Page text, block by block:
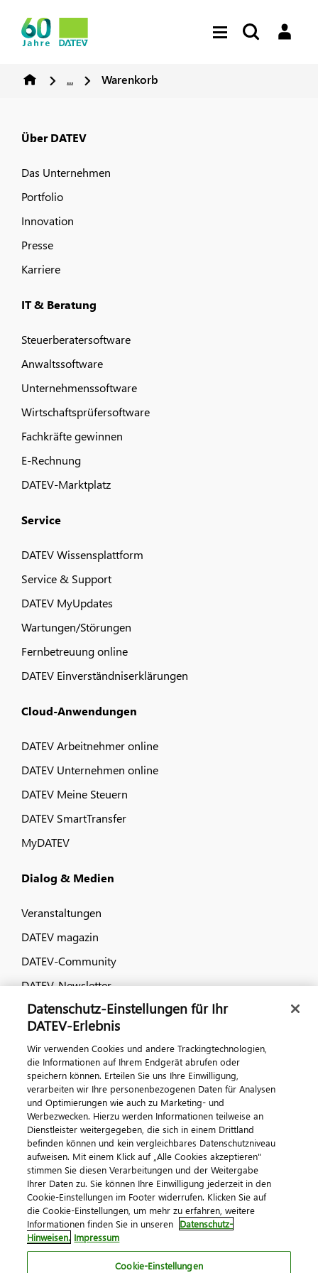
... Warenkorb
Über DATEV
Das Unternehmen
Portfolio
Innovation
Presse
Karriere
IT & Beratung
Steuerberatersoftware
Anwaltssoftware
Unternehmenssoftware
Wirtschaftsprüfersoftware
Fachkräfte gewinnen
E-Rechnung
DATEV-Marktplatz
Service
DATEV Wissensplattform
Service & Support
DATEV MyUpdates
Wartungen/Störungen
Fernbetreuung online
DATEV Einverständniserklärungen
Cloud-Anwendungen
DATEV Arbeitnehmer online
DATEV Unternehmen online
DATEV Meine Steuern
DATEV SmartTransfer
MyDATEV
Dialog & Medien
Veranstaltungen
DATEV magazin
DATEV-Community
DATEV-Newsletter
Kontaktieren Sie uns
© 2026 DATEV eG
ImpressumDatenschutzAGB Kontakt
Cookie-Einstellungen
Datenschutz-Einstellungen für Ihr
DATEV-Erlebnis
Wir verwenden Cookies und andere Trackingtechnologien,
die Informationen auf Ihrem Endgerät abrufen oder
speichern können. Erteilen Sie uns Ihre Einwilligung,
verarbeiten wir Ihre personenbezogenen Daten für Analysen
und Optimierungen wie auch zu Marketing- und
Werbezwecken. Hierzu werden Informationen teilweise an
Dienstleister weitergegeben, die sich in einem Drittland
befinden können und kein vergleichbares Datenschutzniveau
aufweisen. Mit einem Klick auf „Alle Cookies akzeptieren"
stimmen Sie diesen Verarbeitungen und der Weitergabe
Ihrer Daten zu. Sie können Ihre Einwilligung jederzeit in den
Cookie-Einstellungen im Footer widerrufen. Klicken Sie auf
die Cookie-Einstellungen, um mehr zu erfahren, weitere
Informationen finden Sie in unseren Datenschutz-
Hinweisen. Impressum
Cookie-Einstellungen